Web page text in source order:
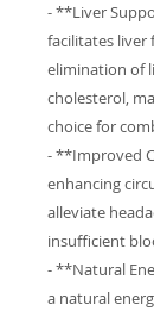
- **Liver
facilitates liver
elimination of
cholesterol,
choice for
- **Improved
enhancing
alleviate
insufficient
- **Natural
a natural